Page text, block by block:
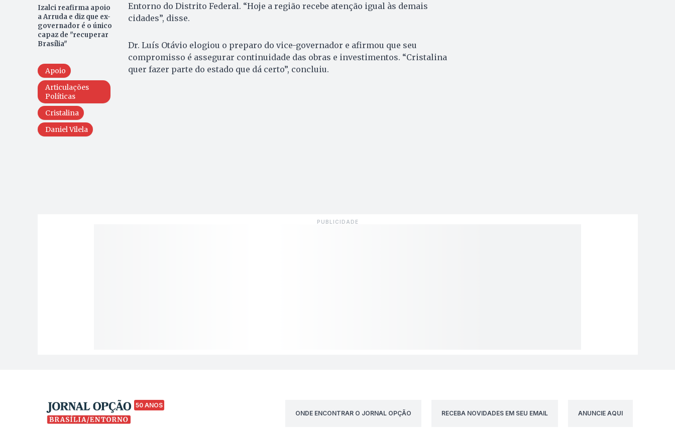
Izalci reafirma apoio
a Arruda e diz que ex-
governador é o único
capaz de "recuperar
Brasília"
Apoio
Articulações
Políticas
Cristalina
Daniel Vilela
Entorno do Distrito Federal. “Hoje a região recebe atenção igual às demais
cidades”, disse.
Dr. Luís Otávio elogiou o preparo do vice-governador e afirmou que seu
compromisso é assegurar continuidade das obras e investimentos. “Cristalina
quer fazer parte do estado que dá certo”, concluiu.
50 ANOS
ONDE ENCONTRAR O JORNAL OPÇÃO
RECEBA NOVIDADES EM SEU EMAIL ANUNCIE AQUI